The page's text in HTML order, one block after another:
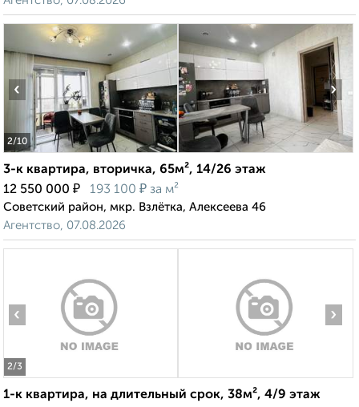
2/10
‹ ›
3-к квартира, вторичка, 65м², 14/26 этаж
12 550 000 ₽ 193 100 ₽ за м²
Советский район, мкр. Взлётка, Алексеева 46
Агентство, 07.08.2026
2/3
‹ ›
1-к квартира, на длительный срок, 38м², 4/9 этаж